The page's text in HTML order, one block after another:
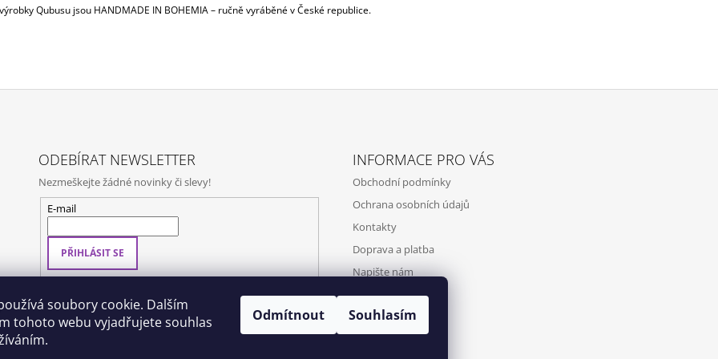
soubory cookie. Dalším
tohoto webu vyjadřujete souhlas
Odmítnout Souhlasím
Qubusu jsou HANDMADE IN BOHEMIA – ručně vyráběné v České republice.
ODEBÍRAT NEWSLETTER
Nezmeškejte žádné novinky či slevy!
E-mail
PŘIHLÁSIT SE
INFORMACE PRO VÁS
Obchodní podmínky
Ochrana osobních údajů
Kontakty
Doprava a platba
Napište nám